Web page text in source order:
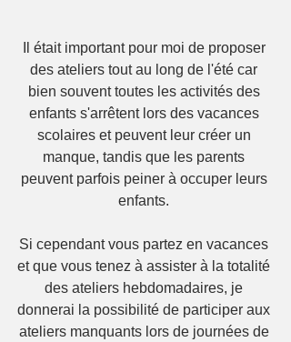
Il était important pour moi de proposer
des ateliers tout au long de l'été car
bien souvent toutes les activités des
enfants s'arrêtent lors des vacances
scolaires et peuvent leur créer un
manque, tandis que les parents
peuvent parfois peiner à occuper leurs
enfants.
Si cependant vous partez en vacances
et que vous tenez à assister à la totalité
des ateliers hebdomadaires, je
donnerai la possibilité de participer aux
ateliers manquants lors de journées de